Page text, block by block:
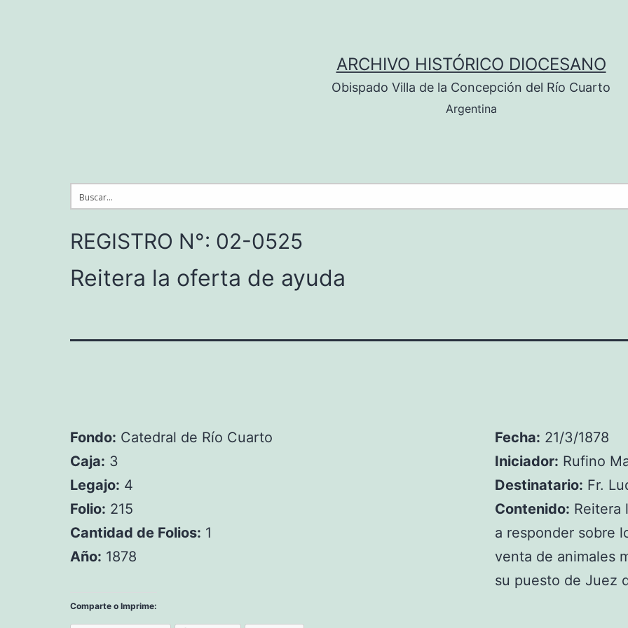
ARCHIVO HISTÓRICO DIOCESANO
Obispado Villa de la Concepción del Río Cuarto
Argentina
REGISTRO N°: 02-0525
Reitera la oferta de ayuda
Fondo: Catedral de Río Cuarto
Caja: 3
Legajo: 4
Folio: 215
Cantidad de Folios: 1
Año: 1878
Fecha: 21/3/1878
Iniciador: Rufino
Destinatario: Fr.
Contenido: Reitera
a responder sobre
venta de animales
su puesto de Juez
Comparte o Imprime: